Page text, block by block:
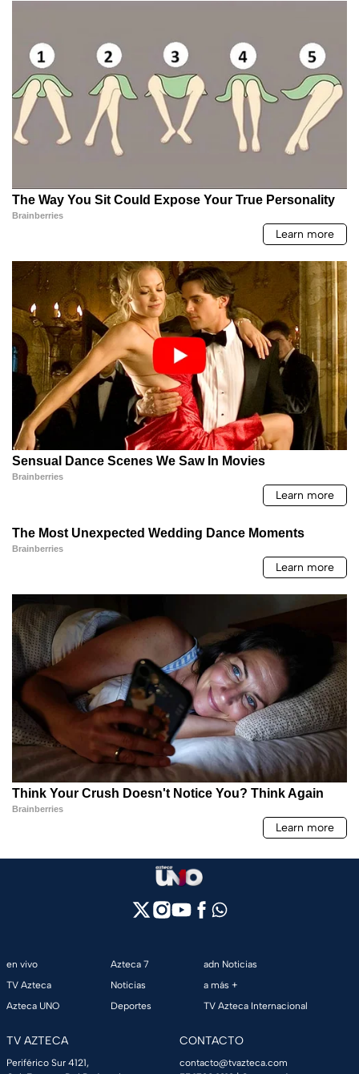
en vivo
TV Azteca
Azteca UNO
Azteca 7
Noticias
Deportes
adn Noticias
a más +
TV Azteca Internacional
TV AZTECA
Periférico Sur 4121,
CONTACTO
contacto@tvazteca.com